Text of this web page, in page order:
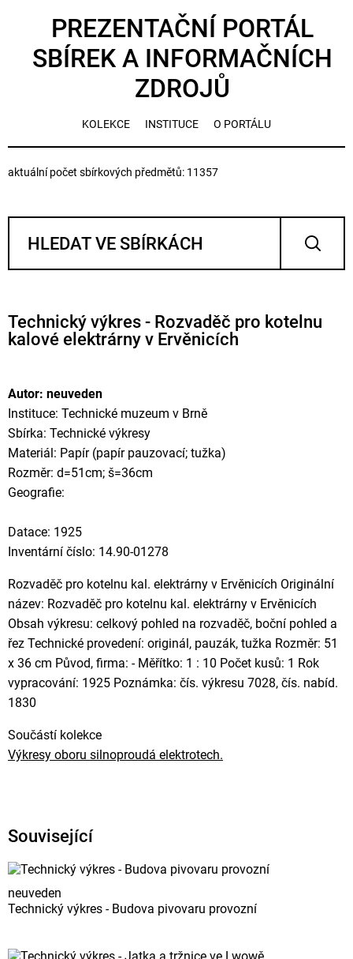
PREZENTAČNÍ PORTÁL
SBÍREK A INFORMAČNÍCH
ZDROJŮ
KOLEKCE INSTITUCE O PORTÁLU
aktuální počet sbírkových předmětů: 11357
Technický výkres - Rozvaděč pro kotelnu
kalové elektrárny v Ervěnicích
Autor: neuveden
Instituce: Technické muzeum v Brně
Sbírka: Technické výkresy
Materiál: Papír (papír pauzovací; tužka)
Rozměr: d=51cm; š=36cm
Geografie:
Datace: 1925
Inventární číslo: 14.90-01278
Rozvaděč pro kotelnu kal. elektrárny v Ervěnicích Originální
název: Rozvaděč pro kotelnu kal. elektrárny v Ervěnicích
Obsah výkresu: celkový pohled na rozvaděč, boční pohled a
řez Technické provedení: originál, pauzák, tužka Rozměr: 51
x 36 cm Původ, firma: - Měřítko: 1 : 10 Počet kusů: 1 Rok
vypracování: 1925 Poznámka: čís. výkresu 7028, čís. nabíd.
1830
Součástí kolekce
Výkresy oboru silnoproudá elektrotech.
Související
neuveden
Technický výkres - Budova pivovaru provozní